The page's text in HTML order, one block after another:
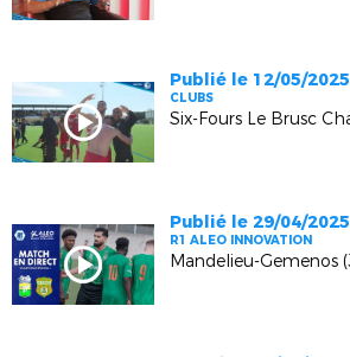
Publié le 12/05/2025
CLUBS
Publié le 29/04/2025
R1 ALEO INNOVATION